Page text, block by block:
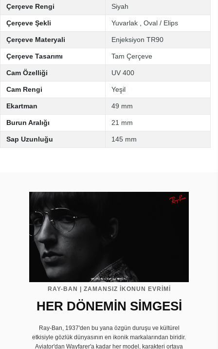
Çerçeve Rengi Siyah
Çerçeve Şekli Yuvarlak Oval / Elips
Çerçeve Materyali Enjeksiyon TR90
Çerçeve Tasarımı Tam Çerçeve
Cam Özelliği UV 400
Cam Rengi Yeşil
Ekartman 49 mm
Burun Aralığı 21 mm
Sap Uzunluğu 145 mm
RAY-BAN | ZAMANSIZ İKONUN EVRIMI
HER DÖNEMİN SİMGESİ
Ray-Ban, 1937'den bu yana özgün duruşu ve kültürel
etkisiyle gözlük dünyasının en ikonik markalarından biridir.
Aviator'dan Wayfarer'a kadar her model, karakteri ortaya